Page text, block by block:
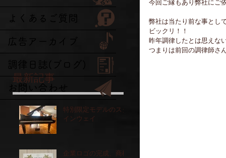
最新記事
特別限定モデルのスタ
インウェイ
企業ロゴの完成、商標
今回ご縁もあり弊社にご
弊社は当たり前な事とし
ビックリ！！
昨年調律したとは思えな
つまりは前回の調律師さ
よくあるご質問
広告アーカイブ